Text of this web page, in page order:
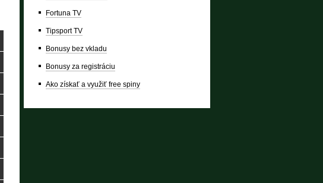
Fortuna TV
Tipsport TV
Bonusy bez vkladu
Bonusy za registráciu
Ako získať a využiť free spiny